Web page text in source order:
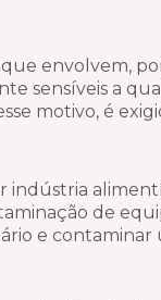
envolvem,
sensíveis a
motivo, é
de
e